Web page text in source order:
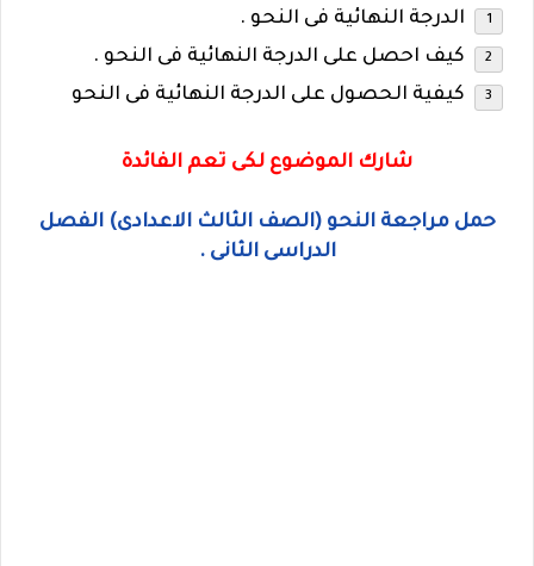
الدرجة النهائية فى النحو .
كيف احصل على الدرجة النهائية فى النحو .
كيفية الحصول على الدرجة النهائية فى النحو
شارك الموضوع لكى تعم الفائدة
حمل مراجعة النحو (الصف الثالث الاعدادى) الفصل
الدراسى الثانى .